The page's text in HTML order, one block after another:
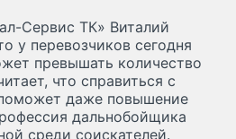
Сервис ТК» Виталий
у перевозчиков сегодня
превышать количество
что справиться с
даже повышение
дальнобойщика
среди соискателей.